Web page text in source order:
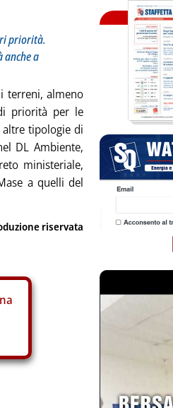
priorità.
a
terreni, almeno
priorità per le
tipologie di
DL Ambiente,
ministeriale,
a quelli del